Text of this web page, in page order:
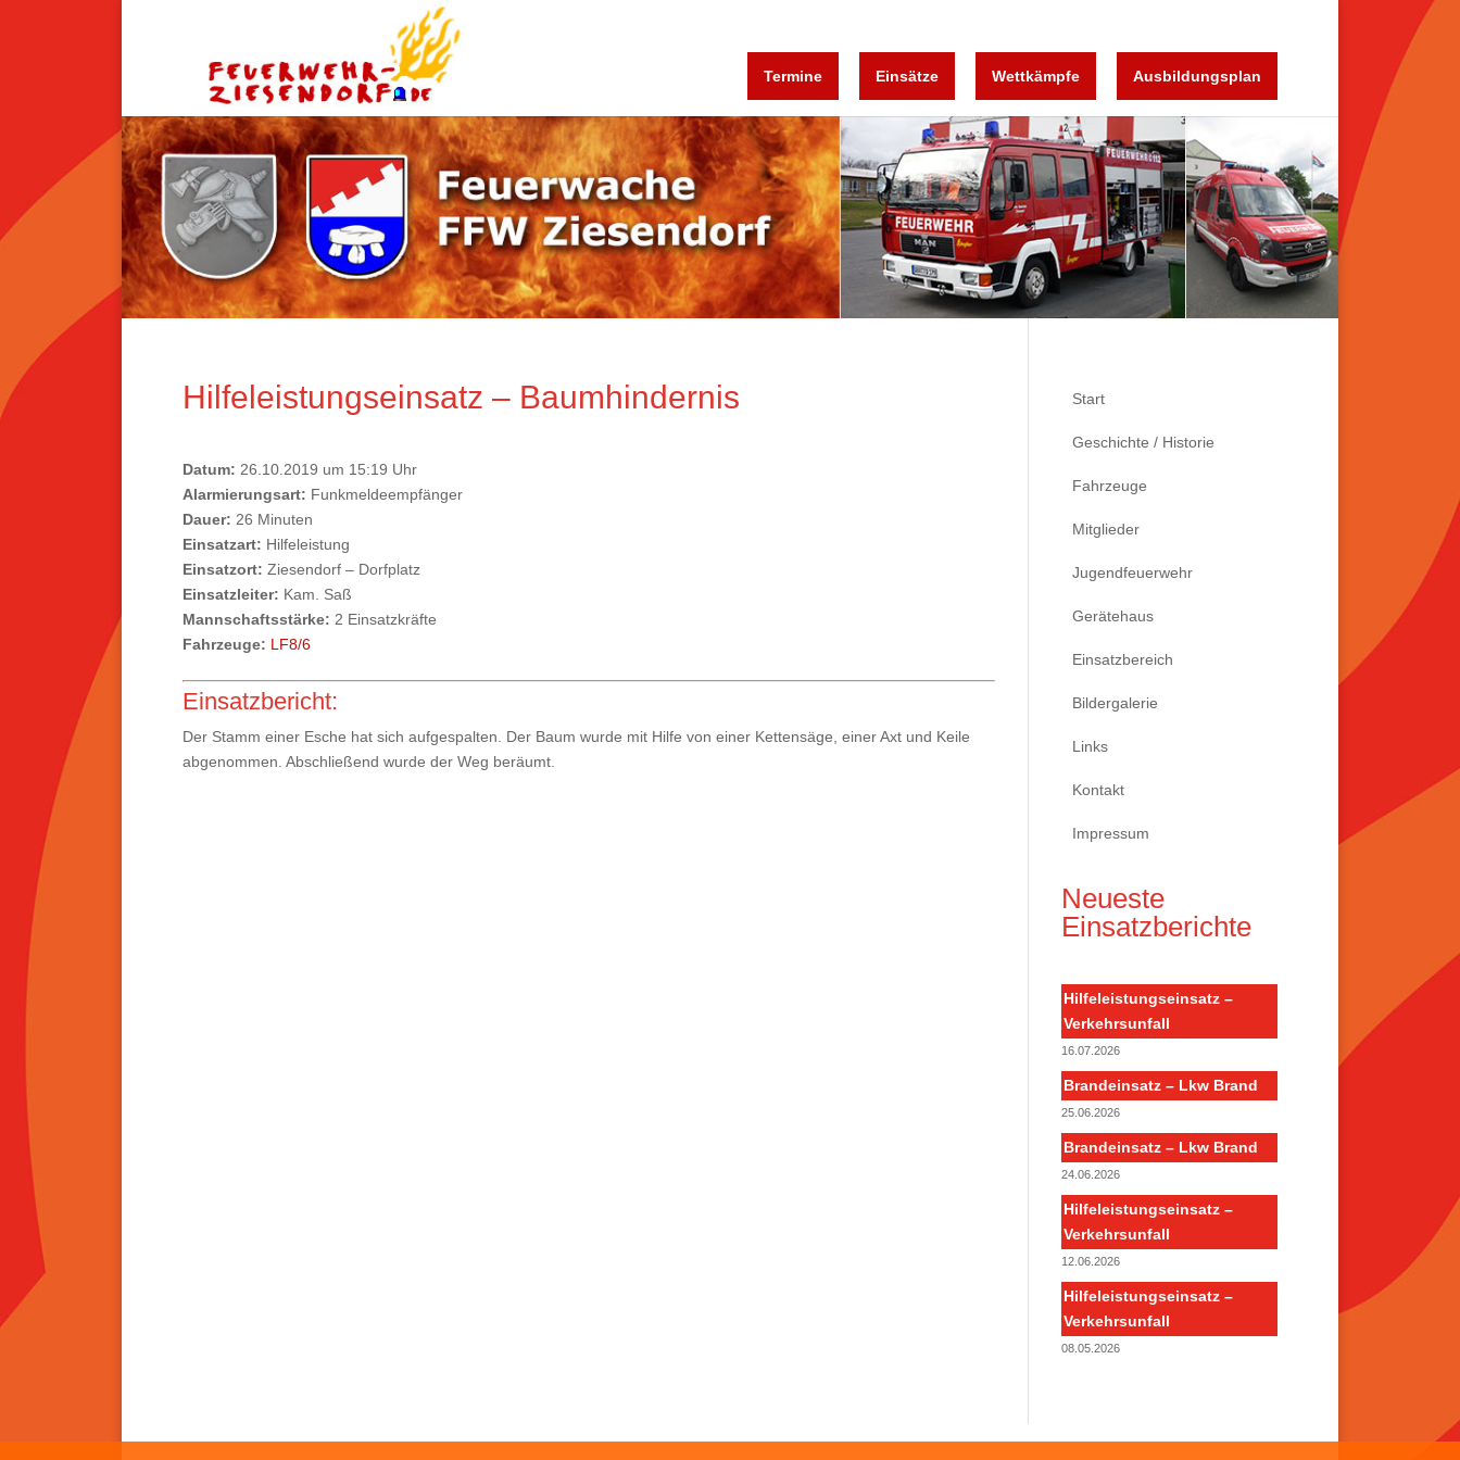
Termine Einsätze Wettkämpfe Ausbildungsplan
Hilfeleistungseinsatz – Baumhindernis
Datum: 26.10.2019 um 15:19 Uhr
Alarmierungsart: Funkmeldeempfänger
Dauer: 26 Minuten
Einsatzart: Hilfeleistung
Einsatzort: Ziesendorf – Dorfplatz
Einsatzleiter: Kam. Saß
Mannschaftsstärke: 2 Einsatzkräfte
Fahrzeuge: LF8/6
Einsatzbericht:
Der Stamm einer Esche hat sich aufgespalten. Der Baum wurde mit Hilfe von einer Kettensäge, einer Axt und Keile
abgenommen. Abschließend wurde der Weg beräumt.
Start
Geschichte / Historie
Fahrzeuge
Mitglieder
Jugendfeuerwehr
Gerätehaus
Einsatzbereich
Bildergalerie
Links
Kontakt
Impressum
Neueste
Einsatzberichte
Hilfeleistungseinsatz –
Verkehrsunfall
16.07.2026
Brandeinsatz – Lkw Brand
25.06.2026
Brandeinsatz – Lkw Brand
24.06.2026
Hilfeleistungseinsatz –
Verkehrsunfall
12.06.2026
Hilfeleistungseinsatz –
Verkehrsunfall
08.05.2026